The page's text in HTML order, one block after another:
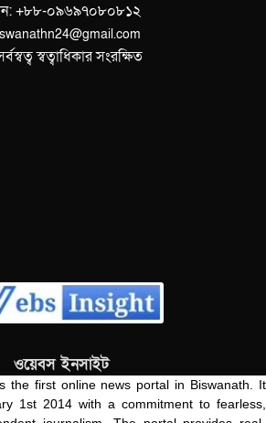
+৮৮-০৯৬৯৭০৮০৮১২
স্বত্বাধিকার সংরক্ষিত
ওয়েবস ইনসাইট
the first online news portal in Biswanath. It
1st 2014 with a commitment to fearless,